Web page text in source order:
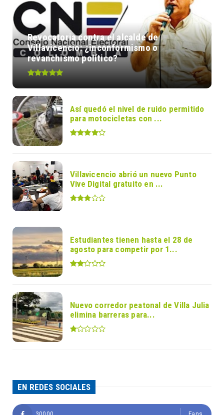
Revocatoria contra el alcalde de
Villavicencio: ¿inconformismo o
revanchismo político?
Así quedó el nivel de ruido permitido
para motocicletas con ...
Villavicencio abrió un nuevo Punto
Vive Digital gratuito en ...
Estudiantes tienen hasta el 28 de
agosto para competir por 1...
Nuevo corredor peatonal de Villa Julia
elimina barreras para...
EN REDES SOCIALES